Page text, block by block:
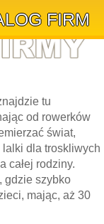
FIRM
tu
od rowerków
świat,
dla troskliwych
całej rodziny.
gdzie szybko
mając, aż 30